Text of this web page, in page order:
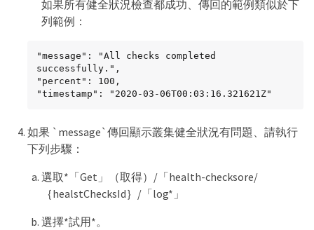
如果所有健全狀況檢查都成功、傳回的範例類似於下
列範例：
"message": "All checks completed
successfully.",
"percent": 100,
"timestamp": "2020-03-06T00:03:16.321621Z"
如果 `message`傳回顯示叢集健全狀況有問題、請執行
下列步驟：
選取*「Get」（取得）/「health-checksore/
｛healstChecksId｝/「log*」
選擇*試用*。